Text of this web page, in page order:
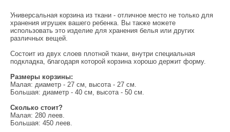
Универсальная корзина из ткани - отличное место не только для
хранения игрушек вашего ребенка. Вы также можете
использовать это изделие для хранения белья или других
различных вещей.
Состоит из двух слоев плотной ткани, внутри специальная
подкладка, благодаря которой корзина хорошо держит форму.
Размеры корзины:
Малая: диаметр - 27 см, высота - 27 см.
Большая: диаметр - 40 см, высота - 50 см.
Сколько стоит?
Малая: 280 леев.
Большая: 450 леев.